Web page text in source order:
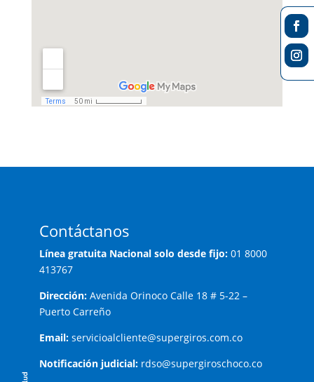
Contáctanos
Línea gratuita Nacional solo desde fijo: 01 8000
413767
Dirección: Avenida Orinoco Calle 18 # 5-22 –
Puerto Carreño
Email: servicioalcliente@supergiros.com.co
Notificación judicial: rdso@supergiroschoco.co